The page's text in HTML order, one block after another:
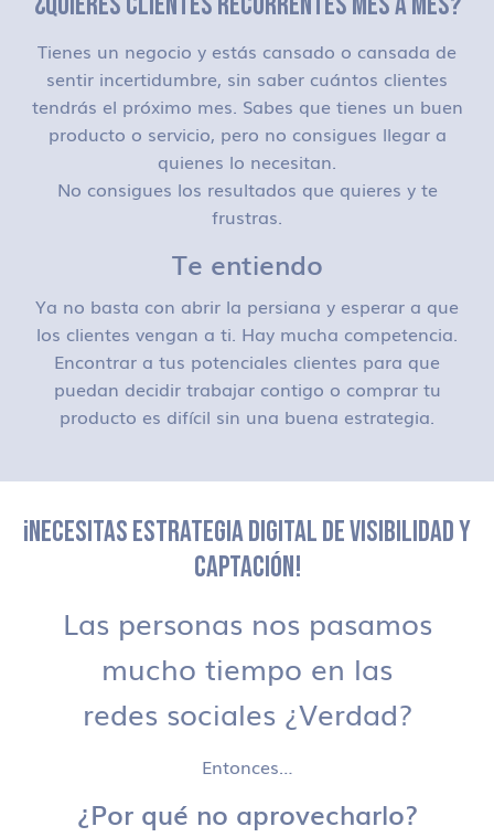
Tienes un negocio y estás cansado o cansada de
sentir incertidumbre, sin saber cuántos clientes
tendrás el próximo mes. Sabes que tienes un buen
producto o servicio, pero no consigues llegar a
quienes lo necesitan.
No consigues los resultados que quieres y te
frustras.
Te entiendo
Ya no basta con abrir la persiana y esperar a que
los clientes vengan a ti. Hay mucha competencia.
Encontrar a tus potenciales clientes para que
puedan decidir trabajar contigo o comprar tu
producto es difícil sin una buena estrategia.
¡NECESITAS ESTRATEGIA DIGITAL DE VISIBILIDAD Y
CAPTACIÓN!
Las personas nos pasamos
mucho tiempo en las
redes sociales ¿Verdad?
Entonces…
¿Por qué no aprovecharlo?